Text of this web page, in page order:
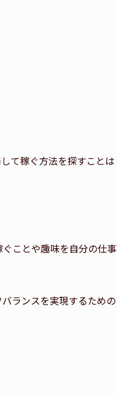
て稼ぐ方法を探すことは
ことや趣味を自分の仕事
ランスを実現するための